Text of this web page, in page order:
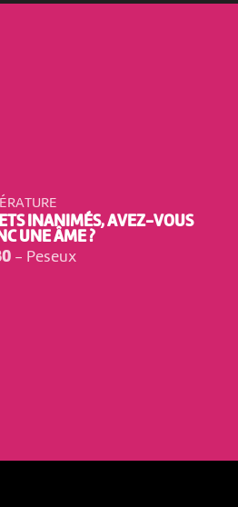
INANIMÉS, AVEZ-VOUS
UNE ÂME ?
- Peseux